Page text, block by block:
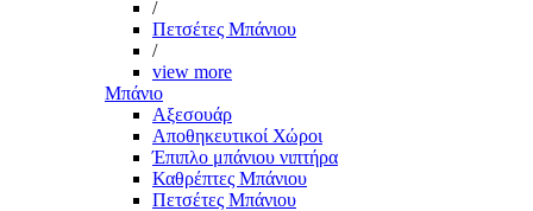
/
Πετσέτες Μπάνιου
/
view more
Μπάνιο
Αξεσουάρ
Αποθηκευτικοί Χώροι
Έπιπλο μπάνιου νιπτήρα
Καθρέπτες Μπάνιου
Πετσέτες Μπάνιου